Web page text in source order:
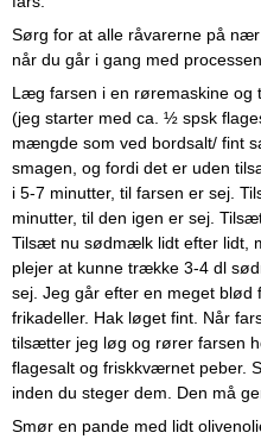
Sørg for at alle råvarerne på
når du går i gang med processen.
Læg farsen i en røremaskine
(jeg starter med ca. ½ spsk
mængde som ved bordsalt/ fint
smagen, og fordi det er uden
i 5-7 minutter, til farsen er sej.
minutter, til den igen er sej.
Tilsæt nu sødmælk lidt efter lidt,
plejer at kunne trække 3-4 dl
sej. Jeg går efter en meget blød
frikadeller. Hak løget fint. Når
tilsætter jeg løg og rører farsen
flagesalt og friskkværnet peber.
inden du steger dem. Den må
Smør en pande med lidt